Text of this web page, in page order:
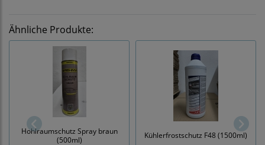
Ähnliche Produkte:
Hohlraumschutz Spray braun
(500ml)
Kühlerfrostschutz F48 (1500ml)